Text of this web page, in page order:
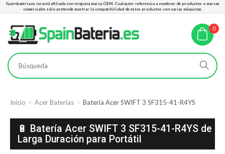
Spainbateria.es no está afiliada con ninguna marca OEM. Cualquier referencia a nombres de productos o marcas
comerciales sólo pretende mostrar la compatibilidad de estos productos con varias máquinas.
0
Inicio Acer Baterías Batería Acer SWIFT 3 SF315-41-R4YS
🔋 Batería Acer SWIFT 3 SF315-41-R4YS de
Larga Duración para Portátil